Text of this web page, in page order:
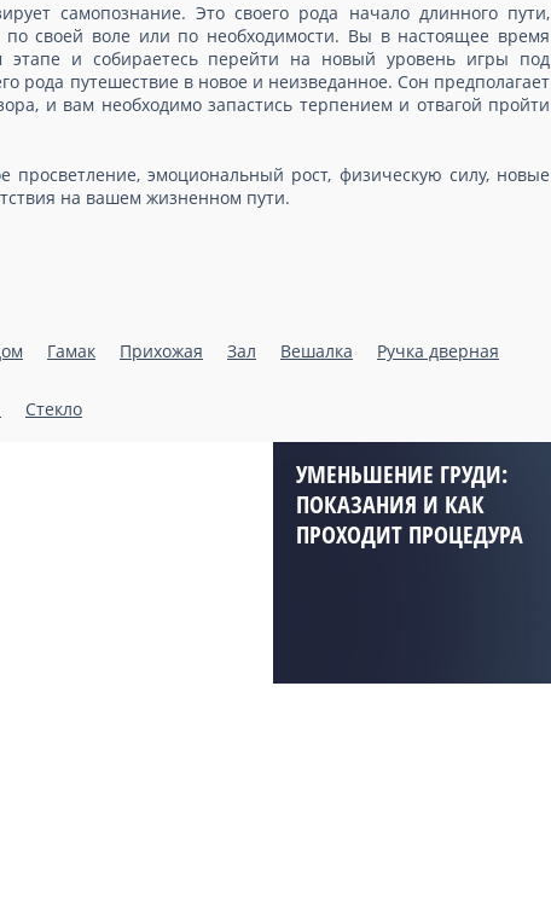
самопознание. Это своего рода начало длинного пути,
своей воле или по необходимости. Вы в настоящее время
этапе и собираетесь перейти на новый уровень игры под
рода путешествие в новое и неизведанное. Сон предполагает
и вам необходимо запастись терпением и отвагой пройти
просветление, эмоциональный рост, физическую силу, новые
на вашем жизненном пути.
Гамак Прихожая Зал Вешалка Ручка дверная
Стекло
УМЕНЬШЕНИЕ ГРУДИ:
ПОКАЗАНИЯ И КАК
ПРОХОДИТ ПРОЦЕДУРА